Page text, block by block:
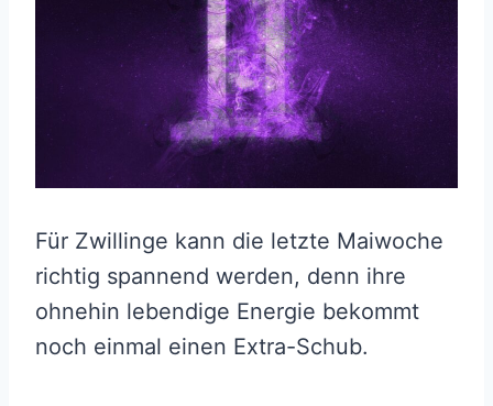
Für Zwillinge kann die letzte Maiwoche
richtig spannend werden, denn ihre
ohnehin lebendige Energie bekommt
noch einmal einen Extra-Schub.